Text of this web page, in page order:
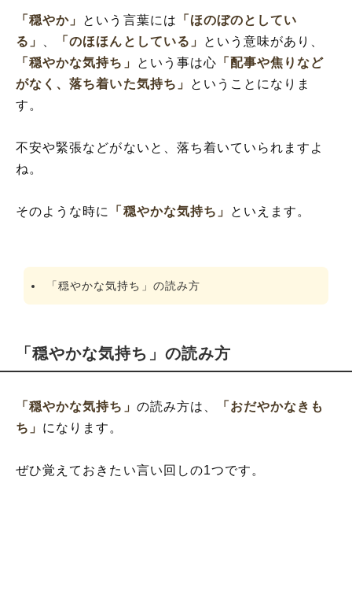
「穏やか」 という言葉には
「ほのぼのとしてい
る」
「のほほんとしている」
という意味があり、
「穏やかな気持ち」
という事は心 「配事や焦りなど
がなく、落ち着いた気持ち」
ということになりま
す。
不安や緊張などがないと、落ち着いていられますよ
ね。
そのような時に 「穏やかな気持ち」 といえます。
「穏やかな気持ち」の読み方
「穏やかな気持ち」の読み方
「穏やかな気持ち」 の読み方は、
「おだやかなきも
ち」 になります。
ぜひ覚えておきたい言い回しの1つです。